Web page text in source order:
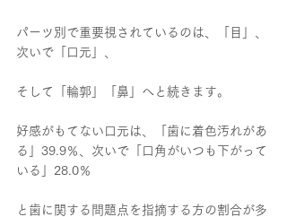
パーツ別で重要視されているのは、「目」、
次いで「口元」、
そして「輪郭」「鼻」へと続きます。
好感がもてない口元は、「歯に着色汚れがあ
る」39.9％、次いで「口角がいつも下がって
いる」28.0％
と歯に関する問題点を指摘する方の割合が多